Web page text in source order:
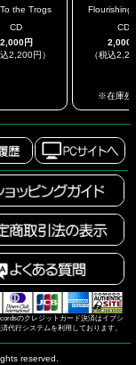
the Trogs
CD
2,000円
込2,200円）
Flourishing
CD
2,000
（税込
※在庫残
のクレジットカード決済はイプシ
代行システムを利用しております。
reserved.